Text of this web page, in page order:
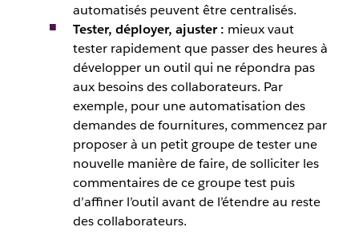
automatisés peuvent être centralisés.
Tester, déployer, ajuster : mieux vaut
tester rapidement que passer des heures à
développer un outil qui ne répondra pas
aux besoins des collaborateurs. Par
exemple, pour une automatisation des
demandes de fournitures, commencez par
proposer à un petit groupe de tester une
nouvelle manière de faire, de solliciter les
commentaires de ce groupe test puis
d’affiner l’outil avant de l’étendre au reste
des collaborateurs.